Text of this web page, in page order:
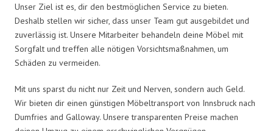
Unser Ziel ist es, dir den bestmöglichen Service zu bieten.
Deshalb stellen wir sicher, dass unser Team gut ausgebildet und
zuverlässig ist. Unsere Mitarbeiter behandeln deine Möbel mit
Sorgfalt und treffen alle nötigen Vorsichtsmaßnahmen, um
Schäden zu vermeiden.
Mit uns sparst du nicht nur Zeit und Nerven, sondern auch Geld.
Wir bieten dir einen günstigen Möbeltransport von Innsbruck nach
Dumfries and Galloway. Unsere transparenten Preise machen